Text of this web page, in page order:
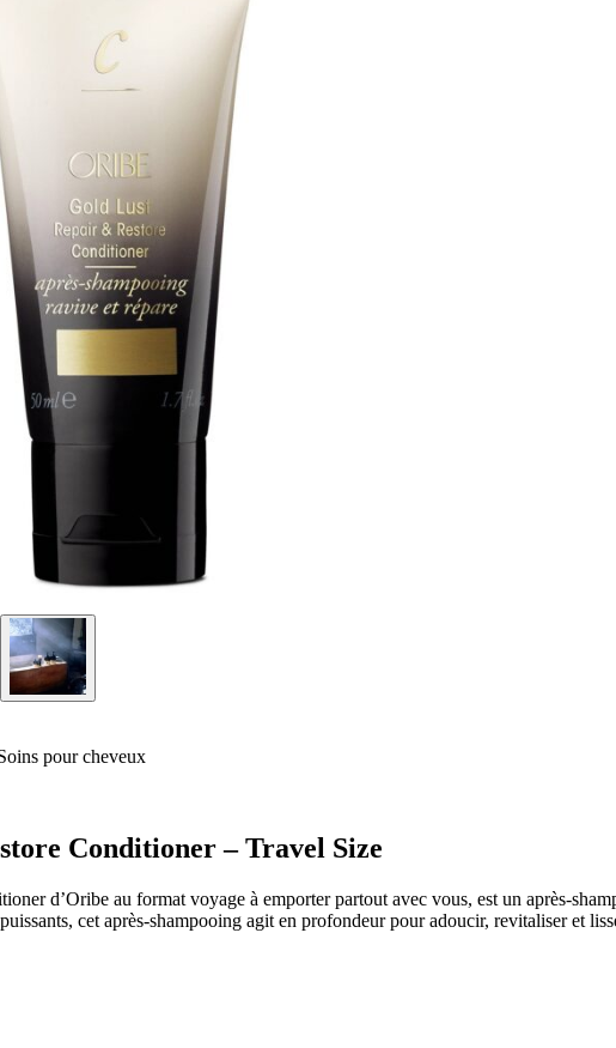
pour cheveux
Conditioner – Travel Size
d’Oribe au format voyage à emporter partout avec vous, est un après-
cet après-shampooing agit en profondeur pour adoucir, revitaliser et